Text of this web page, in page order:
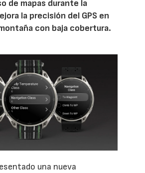
de mapas durante la
la precisión del GPS en
con baja cobertura.
una nueva